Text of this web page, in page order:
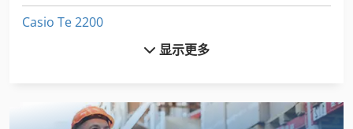
Casio Te 2200
Fuw 250
显示更多